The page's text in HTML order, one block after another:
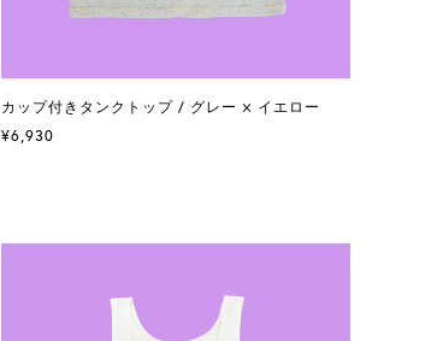
カップ付きタンクトップ / グレー × イエロー
¥6,930